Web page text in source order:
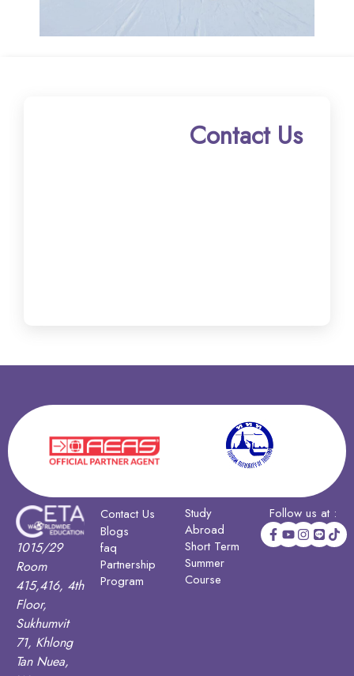
Contact Us
1015/29
Room
415,416, 4th
Floor,
Sukhumvit
71, Khlong
Tan Nuea,
Contact Us
Blogs
faq
Partnership
Program
Study
Abroad
Short Term
Summer
Course
Follow us at :